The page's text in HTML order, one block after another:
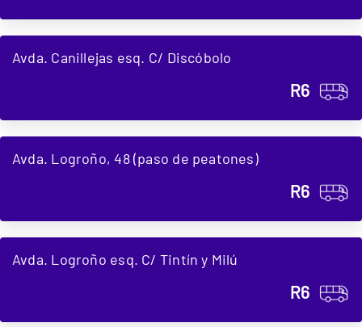
Avda. Canillejas esq. C/ Discóbolo
R6
Avda. Logroño, 48 (paso de peatones)
R6
Avda. Logroño esq. C/ Tintín y Milú
R6